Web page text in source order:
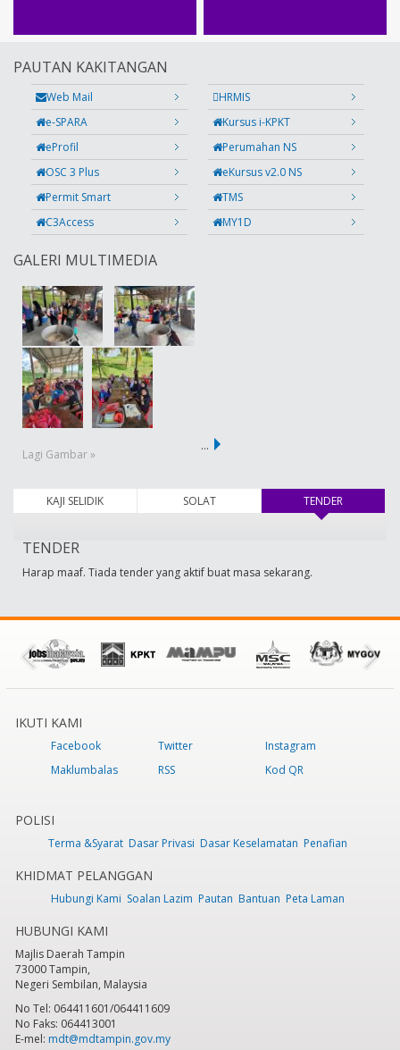
PAUTAN KAKITANGAN
Web Mail
HRMIS
e-SPARA
Kursus i-KPKT
eProfil
Perumahan NS
OSC 3 Plus
eKursus v2.0 NS
Permit Smart
TMS
C3Access
MY1D
GALERI MULTIMEDIA
Lagi Gambar »
…
KAJI SELIDIK SOLAT TENDER
TENDER
Harap maaf. Tiada tender yang aktif buat masa sekarang.
IKUTI KAMI
Facebook Twitter
Instagram
Maklumbalas
RSS Kod QR
POLISI
Terma &Syarat Dasar Privasi Dasar Keselamatan Penafian
KHIDMAT PELANGGAN
Hubungi Kami Soalan Lazim Pautan Bantuan Peta Laman
HUBUNGI KAMI
Majlis Daerah Tampin
73000 Tampin,
Negeri Sembilan, Malaysia
No Tel: 064411601/064411609
No Faks: 064413001
E-mel: mdt@mdtampin.gov.my